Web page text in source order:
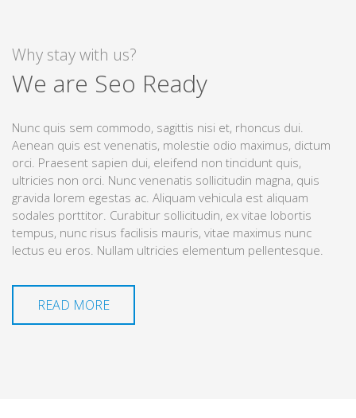
Why stay with us?
We have Topnotch Support
We are Pixel Perfect
We are Multilingual
We are Seo Ready
Nunc quis sem commodo, sagittis nisi et, rhoncus dui.
Aenean quis est venenatis, molestie odio maximus, dictum
orci. Praesent sapien dui, eleifend non tincidunt quis,
ultricies non orci. Nunc venenatis sollicitudin magna, quis
gravida lorem egestas ac. Aliquam vehicula est aliquam
sodales porttitor. Curabitur sollicitudin, ex vitae lobortis
tempus, nunc risus facilisis mauris, vitae maximus nunc
lectus eu eros. Nullam ultricies elementum pellentesque.
READ MORE